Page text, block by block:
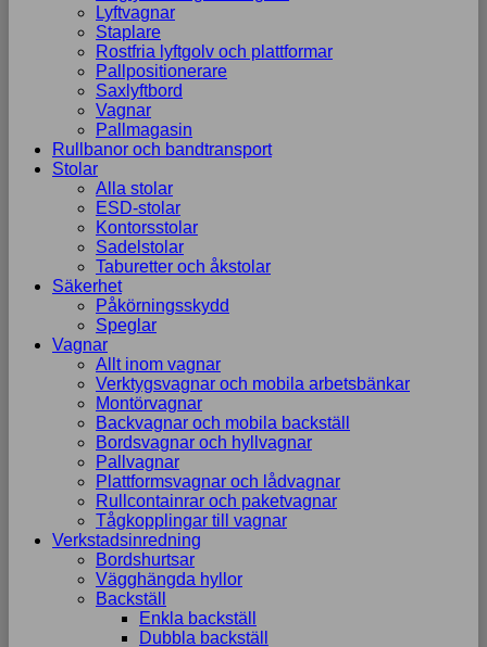
Lyftvagnar
Staplare
Rostfria lyftgolv och plattformar
Pallpositionerare
Saxlyftbord
Vagnar
Pallmagasin
Rullbanor och bandtransport
Stolar
Alla stolar
ESD-stolar
Kontorsstolar
Sadelstolar
Taburetter och åkstolar
Säkerhet
Påkörningsskydd
Speglar
Vagnar
Allt inom vagnar
Verktygsvagnar och mobila arbetsbänkar
Montörvagnar
Backvagnar och mobila backställ
Bordsvagnar och hyllvagnar
Pallvagnar
Plattformsvagnar och lådvagnar
Rullcontainrar och paketvagnar
Tågkopplingar till vagnar
Verkstadsinredning
Bordshurtsar
Vägghängda hyllor
Backställ
Enkla backställ
Dubbla backställ